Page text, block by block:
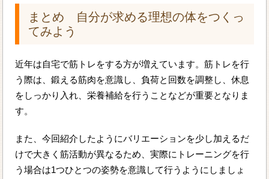
まとめ 自分が求める理想の体をつくっ
てみよう
近年は自宅で筋トレをする方が増えています。筋トレを行
う際は、鍛える筋肉を意識し、負荷と回数を調整し、休息
をしっかり入れ、栄養補給を行うことなどが重要となりま
す。
また、今回紹介したようにバリエーションを少し加えるだ
けで大きく筋活動が異なるため、実際にトレーニングを行
う場合は1つひとつの姿勢を意識して行うようにしましょ